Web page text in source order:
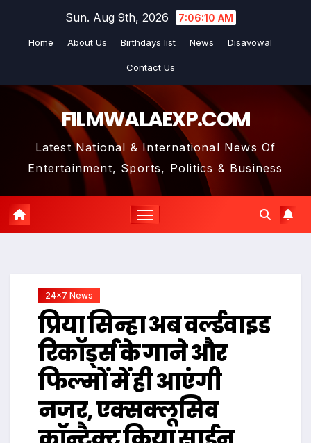
Sun. Aug 9th, 2026 7:06:11 AM
Home About Us Birthdays list News Disavowal
Contact Us
FILMWALAEXP.COM
Latest National & International News Of
Entertainment, Sports, Politics & Business
24x7 News
प्रिया सिन्हा अब वर्ल्डवाइड
रिकॉर्ड्स के गाने और
फिल्मों में ही आएंगी
नजर, एक्सक्लूसिव